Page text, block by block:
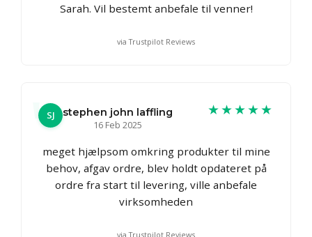
Sarah. Vil bestemt anbefale til venner!
via Trustpilot Reviews
SJ
stephen john laffling
16 Feb 2025
★★★★★
meget hjælpsom omkring produkter til mine
behov, afgav ordre, blev holdt opdateret på
ordre fra start til levering, ville anbefale
virksomheden
via Trustpilot Reviews